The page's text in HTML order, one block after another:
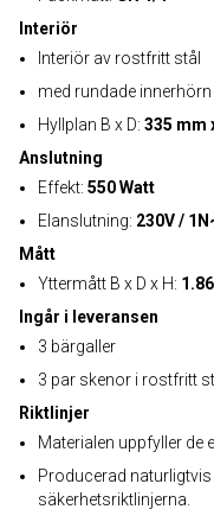
Interiör
Interiör av rostfritt stål
med rundade innerhörn
Hyllplan B x D: 335 mm
Anslutning
Effekt: 550 Watt
Elanslutning: 230V /
Mått
Yttermått B x D x H:
Ingår i leveransen
3 bärgaller
3 par skenor i rostfritt
Riktlinjer
Materialen uppfyller de
Producerad
säkerhetsriktlinjerna.